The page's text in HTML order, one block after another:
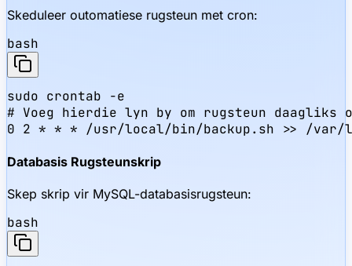
Skeduleer outomatiese rugsteun met cron:
bash
sudo crontab -e
# Voeg hierdie lyn by om rugsteun daagliks
0 2 * * * /usr/local/bin/backup.sh >> /var/
Databasis Rugsteunskrip
Skep skrip vir MySQL-databasisrugsteun:
bash